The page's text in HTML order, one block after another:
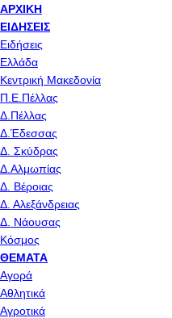
ΑΡΧΙΚΉ
ΕΙΔΉΣΕΙΣ
Ειδήσεις
Ελλάδα
Κεντρική Μακεδονία
Π.Ε.Πέλλας
Δ.Πέλλας
Δ.Έδεσσας
Δ. Σκύδρας
Δ.Αλμωπίας
Δ. Βέροιας
Δ. Αλεξάνδρειας
Δ. Νάουσας
Κόσμος
ΘΈΜΑΤΑ
Αγορά
Αθλητικά
Αγροτικά